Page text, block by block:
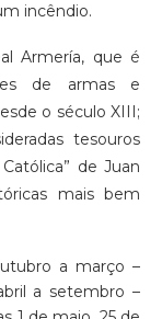
incêndio.
Armería, que é
de armas e
o século XIII;
tesouros
de Juan
mais bem
a março –
a setembro –